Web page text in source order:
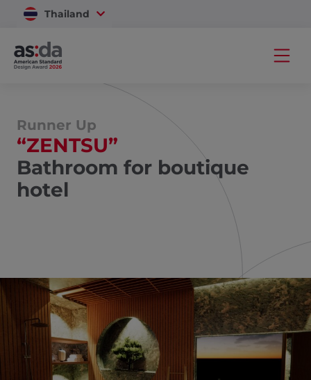
Thailand
Vietnam
Runner Up
“ZENTSU”
Bathroom for boutique
hotel